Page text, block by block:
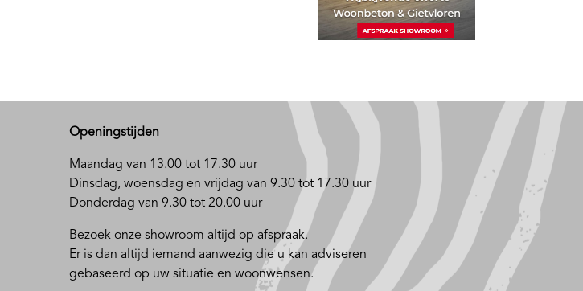
Openingstijden
Maandag van 13.00 tot 17.30 uur
Dinsdag, woensdag en vrijdag van 9.30 tot 17.30 uur
Donderdag van 9.30 tot 20.00 uur
Bezoek onze showroom altijd op afspraak.
Er is dan altijd iemand aanwezig die u kan adviseren
gebaseerd op uw situatie en woonwensen.